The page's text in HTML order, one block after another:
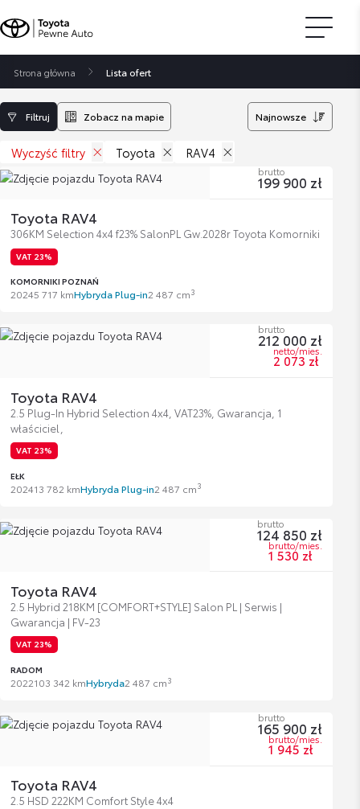
Strona główna Lista ofert
Filtruj Zobacz na mapie Najnowsze
Wyczyść filtry Toyota RAV4
Toyota RAV4
306KM Selection 4x4 f23% SalonPL Gw.2028r Toyota Komorniki
VAT 23%
KOMORNIKI POZNAŃ
20245 717 kmHybryda Plug-in2 487 cm3
brutto
199 900 zł
Toyota RAV4
2.5 Plug-In Hybrid Selection 4x4, VAT23%, Gwarancja, 1
właściciel,
VAT 23%
EŁK
202413 782 kmHybryda Plug-in2 487 cm3
brutto
212 000 zł
netto/mies.
2 073 zł
Toyota RAV4
2.5 Hybrid 218KM [COMFORT+STYLE] Salon PL | Serwis |
Gwarancja | FV-23
VAT 23%
RADOM
2022103 342 kmHybryda2 487 cm3
brutto
124 850 zł
brutto/mies.
1 530 zł
Toyota RAV4
2.5 HSD 222KM Comfort Style 4x4
brutto
165 900 zł
brutto/mies.
1 945 zł